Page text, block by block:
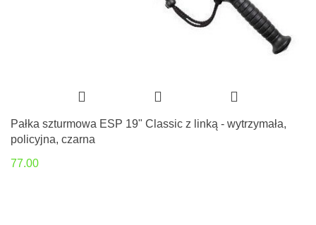
Pałka szturmowa ESP 19" Classic z linką - wytrzymała,
policyjna, czarna
77.00